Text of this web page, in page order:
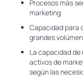
Procesos más
marketing
Capacidad para
grandes
La capacidad
activos de
según las